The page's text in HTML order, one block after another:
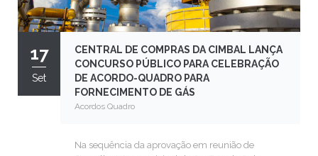
17
Set
CENTRAL DE COMPRAS DA CIMBAL LANÇA
CONCURSO PÚBLICO PARA CELEBRAÇÃO
DE ACORDO-QUADRO PARA
FORNECIMENTO DE GÁS
Acordos Quadro
Na sequência da aprovação em reunião de